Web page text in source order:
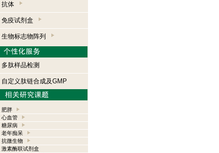
抗体
免疫试剂盒
生物标志物阵列
多肽样品检测
自定义肽链合成及GMP
肥胖
心血管
糖尿病
老年痴呆
抗微生物
激素酶联试剂盒